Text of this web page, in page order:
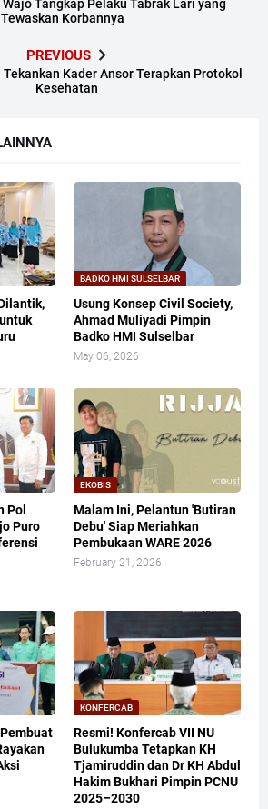
Tangkap Pelaku Tabrak Lari yang
Tewaskan Korbannya
PREVIOUS
Kader Ansor Terapkan Protokol
Kesehatan
BADKO HMI SULSELBAR
Usung Konsep Civil Society,
Ahmad Muliyadi Pimpin
Badko HMI Sulselbar
May 06, 2026
Pol
Puro
EKOBIS
Malam Ini, Pelantun 'Butiran
Debu' Siap Meriahkan
Pembukaan WARE 2026
February 21, 2026
KONFERCAB
Resmi! Konfercab VII NU
Bulukumba Tetapkan KH
Tjamiruddin dan Dr KH Abdul
Hakim Bukhari Pimpin PCNU
2025–2030